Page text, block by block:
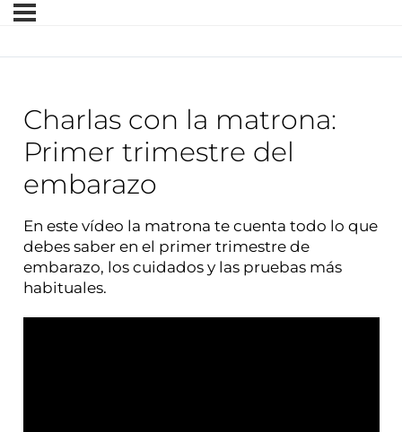
Charlas con la matrona:
Primer trimestre del
embarazo
​En este vídeo la matrona te cuenta todo lo que
debes saber en el primer trimestre de
embarazo, los cuidados y las pruebas más
habituales.